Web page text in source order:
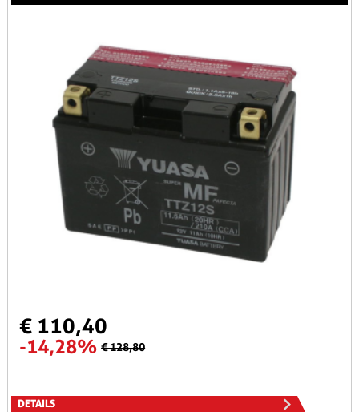
€ 110,40
-14,28% € 128,80
DETAILS